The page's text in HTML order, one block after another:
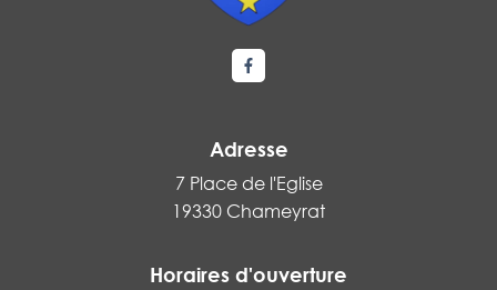
Lien vers le compte Facebook
Adresse
7 Place de l'Eglise
19330 Chameyrat
Horaires d'ouverture